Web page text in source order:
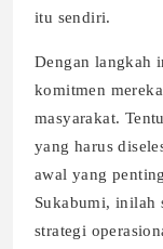
itu sendiri.
Dengan langkah
komitmen
masyarakat.
yang harus
awal yang
Sukabumi, inilah
strategi